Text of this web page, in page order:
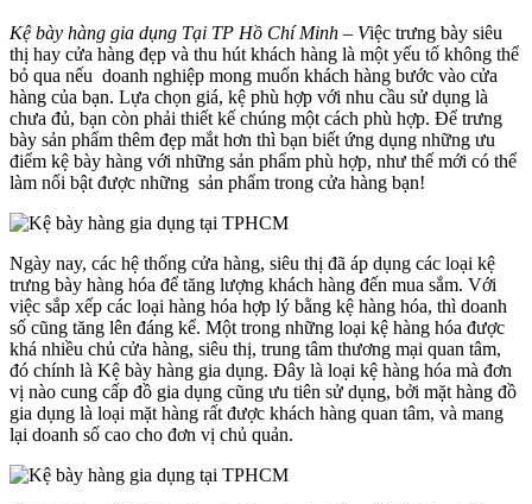
Kệ bày hàng gia dụng Tại TP Hồ Chí Minh – Việc trưng bày siêu
thị hay cửa hàng đẹp và thu hút khách hàng là một yếu tố không thể
bỏ qua nếu doanh nghiệp mong muốn khách hàng bước vào cửa
hàng của bạn. Lựa chọn giá, kệ phù hợp với nhu cầu sử dụng là
chưa đủ, bạn còn phải thiết kế chúng một cách phù hợp. Để trưng
bày sản phẩm thêm đẹp mắt hơn thì bạn biết ứng dụng những ưu
điểm kệ bày hàng với những sản phẩm phù hợp, như thế mới có thể
làm nổi bật được những sản phẩm trong cửa hàng bạn!
Ngày nay, các hệ thống cửa hàng, siêu thị đã áp dụng các loại kệ
trưng bày hàng hóa để tăng lượng khách hàng đến mua sắm. Với
việc sắp xếp các loại hàng hóa hợp lý bằng kệ hàng hóa, thì doanh
số cũng tăng lên đáng kể. Một trong những loại kệ hàng hóa được
khá nhiều chủ cửa hàng, siêu thị, trung tâm thương mại quan tâm,
đó chính là Kệ bày hàng gia dụng. Đây là loại kệ hàng hóa mà đơn
vị nào cung cấp đồ gia dụng cũng ưu tiên sử dụng, bởi mặt hàng đồ
gia dụng là loại mặt hàng rất được khách hàng quan tâm, và mang
lại doanh số cao cho đơn vị chủ quản.